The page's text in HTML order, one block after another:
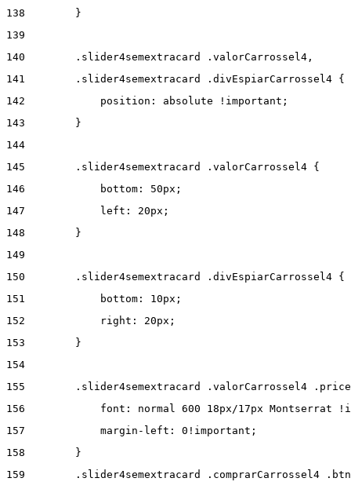
138
        }
139
140
        .slider4semextracard .valorCarrossel4,
141
        .slider4semextracard .divEspiarCarrossel4 {
142
            position: absolute !important;
143
        }
144
145
        .slider4semextracard .valorCarrossel4 {
146
            bottom: 50px;
147
            left: 20px;
148
        }
149
150
        .slider4semextracard .divEspiarCarrossel4 {
151
            bottom: 10px;
152
            right: 20px;
153
        }
154
155
.slider4semextracard .valorCarrossel4
156
font: normal 600 18px/17px Montserrat
157
            margin-left: 0!important;
158
        }
159
.slider4semextracard .comprarCarrossel4